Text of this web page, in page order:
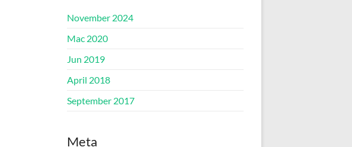
November 2024
Mac 2020
Jun 2019
April 2018
September 2017
Meta